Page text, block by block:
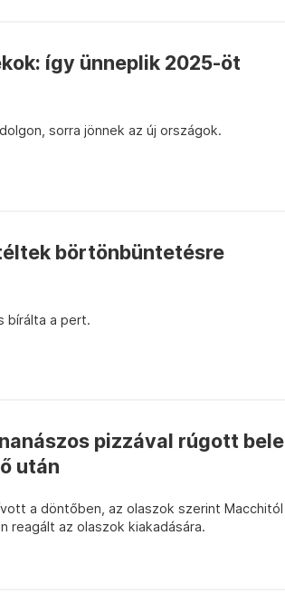
így ünneplik 2025-öt
sorra jönnek az új országok.
börtönbüntetésre
bírálta a pert.
pizzával rúgott bele
után
a döntőben, az olaszok szerint Macchitól
reagált az olaszok kiakadására.